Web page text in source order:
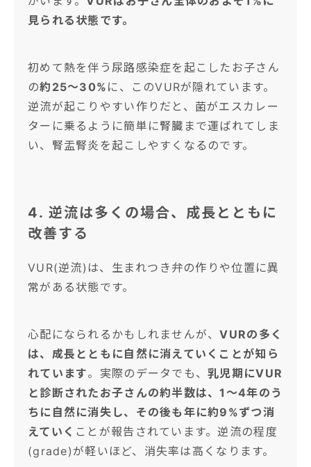
見られる状態です。
初めて熱を伴う尿路感染症を起こしたお子さん
の約25〜30% に、このVURが隠れています。
逆流が起こりやすい作りだと、菌がエスカレー
ターに乗るように簡単に腎臓まで運ばれてしま
い、腎盂腎炎を起こしやすくなるのです。
4. 逆流は多くの場合、成長とともに
改善する
VUR(逆流)は、生まれつき弁の作りや位置に異
常がある状態です。
心配になられるかもしれませんが、VURの多く
は、成長とともに自然に消えていくことが知ら
れています。実際のデータでも、乳児期にVUR
と診断されたお子さんの約半数は、1〜4年のう
ちに自然に消失し、その後も年に約9%ずつ消
えていく ことが報告されています。逆流の程度
(grade)が軽いほど、消失率は高くなります。